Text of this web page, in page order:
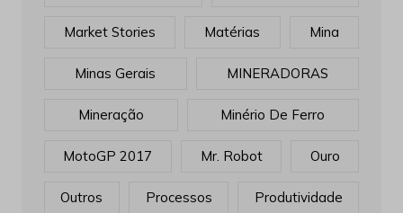
Market Stories Matérias Mina
Minas Gerais MINERADORAS
Mineração Minério De Ferro
MotoGP 2017 Mr. Robot Ouro
Outros Processos Produtividade